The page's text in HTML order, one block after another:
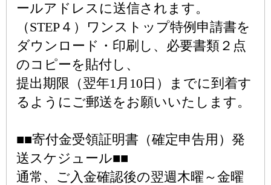
ールアドレスに送信されます。
（STEP４）ワンストップ特例申請書を
ダウンロード・印刷し、必要書類２点
のコピーを貼付し、
提出期限（翌年1月10日）までに到着す
るようにご郵送をお願いいたします。
■■寄付金受領証明書（確定申告用）発
送スケジュール■■
通常、ご入金確認後の翌週木曜～金曜